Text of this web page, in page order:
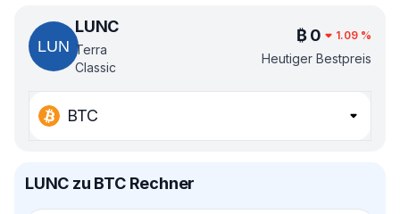
LUNC
Terra
Classic
₿ 0 1.09 %
Heutiger Bestpreis
BTC
LUNC zu BTC Rechner